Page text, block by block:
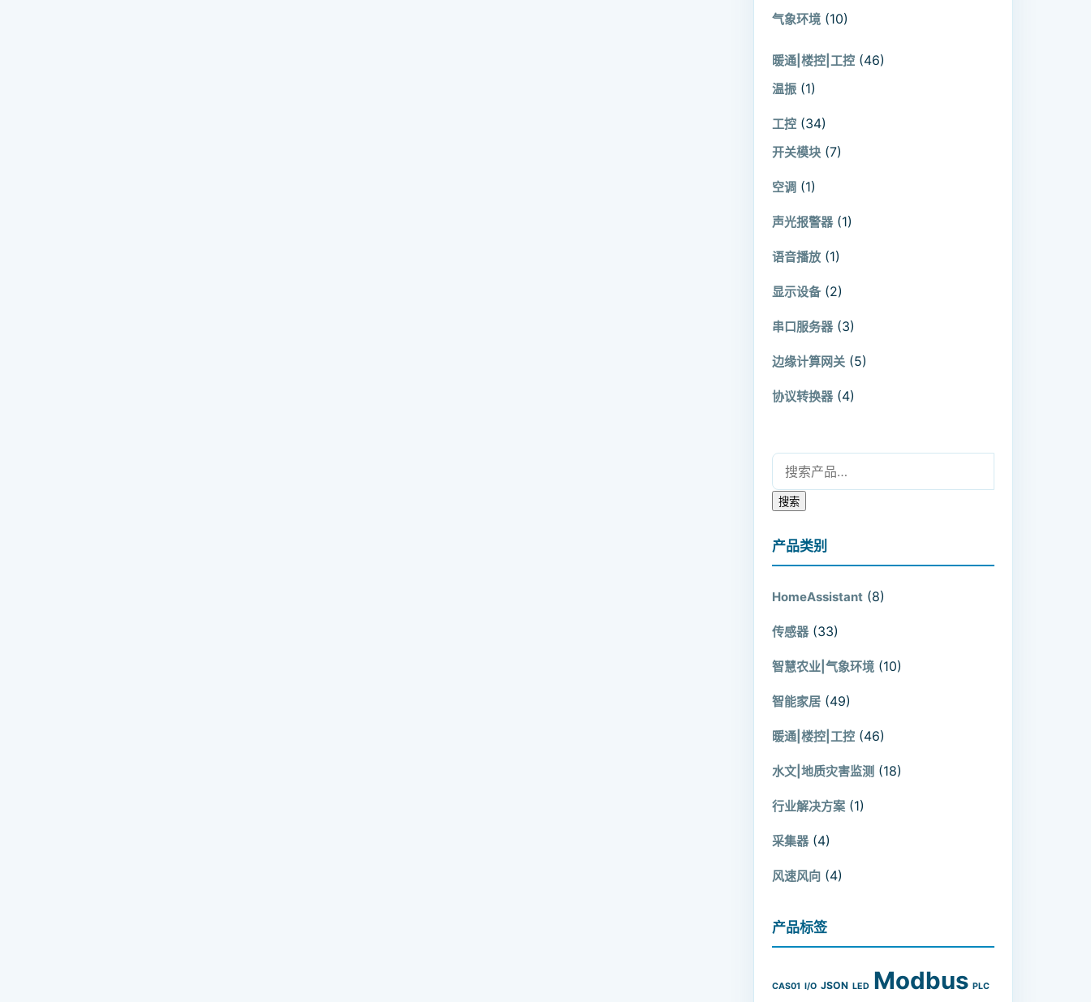
气象环境 (10)
暖通|楼控|工控 (46)
温振 (1)
工控 (34)
开关模块 (7)
空调 (1)
声光报警器 (1)
语音播放 (1)
显示设备 (2)
串口服务器 (3)
边缘计算网关 (5)
协议转换器 (4)
搜索：
搜索
产品类别
HomeAssistant (8)
传感器 (33)
智慧农业|气象环境 (10)
智能家居 (49)
暖通|楼控|工控 (46)
水文|地质灾害监测 (18)
行业解决方案 (1)
采集器 (4)
风速风向 (4)
产品标签
CAS01 I/O JSON LED Modbus PLC